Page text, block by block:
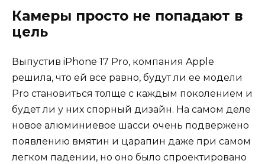
Камеры просто не попадают в
цель
Выпустив iPhone 17 Pro, компания Apple
решила, что ей все равно, будут ли ее модели
Pro становиться толще с каждым поколением и
будет ли у них спорный дизайн. На самом деле
новое алюминиевое шасси очень подвержено
появлению вмятин и царапин даже при самом
легком падении, но оно было спроектировано